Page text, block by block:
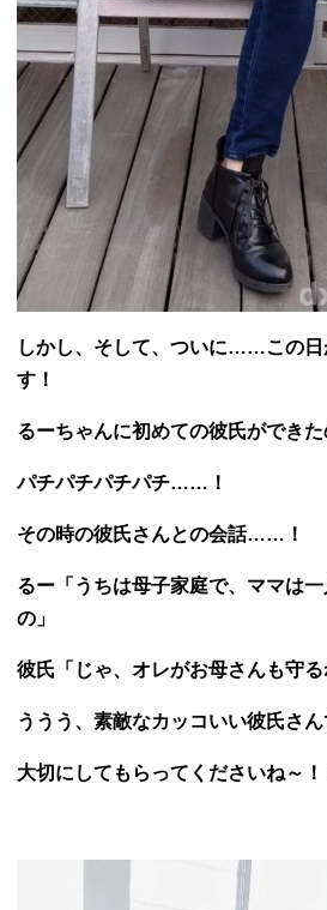
しかし、そして、ついに……この日
す！
るーちゃんに初めての彼氏ができた
パチパチパチパチ……！
その時の彼氏さんとの会話……！
るー「うちは母子家庭で、ママは
の」
彼氏「じゃ、オレがお母さんも守る
ううう、素敵なカッコいい彼氏さ
大切にしてもらってくださいね～！